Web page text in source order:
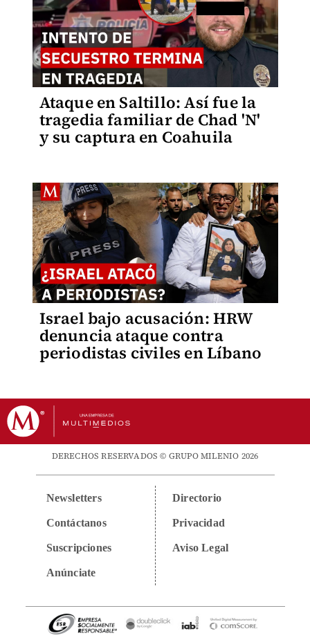
Ataque en Saltillo: Así fue la
tragedia familiar de Chad 'N'
y su captura en Coahuila
Israel bajo acusación: HRW
denuncia ataque contra
periodistas civiles en Líbano
DERECHOS RESERVADOS © GRUPO MILENIO 2026
Newsletters
Contáctanos
Suscripciones
Anúnciate
Directorio
Privacidad
Aviso Legal